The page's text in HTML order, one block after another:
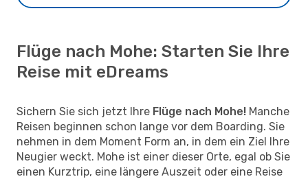
Flüge nach Mohe: Starten Sie Ihre
Reise mit eDreams
Sichern Sie sich jetzt Ihre Flüge nach Mohe! Manche
Reisen beginnen schon lange vor dem Boarding. Sie
nehmen in dem Moment Form an, in dem ein Ziel Ihre
Neugier weckt. Mohe ist einer dieser Orte, egal ob Sie
einen Kurztrip, eine längere Auszeit oder eine Reise